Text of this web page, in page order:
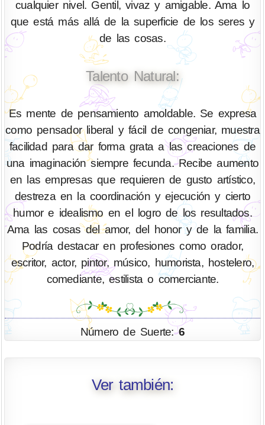
cualquier nivel. Gentil, vivaz y amigable. Ama lo
que está más allá de la superficie de los seres y
de las cosas.
Talento Natural:
Es mente de pensamiento amoldable. Se expresa
como pensador liberal y fácil de congeniar, muestra
facilidad para dar forma grata a las creaciones de
una imaginación siempre fecunda. Recibe aumento
en las empresas que requieren de gusto artístico,
destreza en la coordinación y ejecución y cierto
humor e idealismo en el logro de los resultados.
Ama las cosas del amor, del honor y de la familia.
Podría destacar en profesiones como orador,
escritor, actor, pintor, músico, humorista, hostelero,
comediante, estilista o comerciante.
Número de Suerte:6
Ver también: